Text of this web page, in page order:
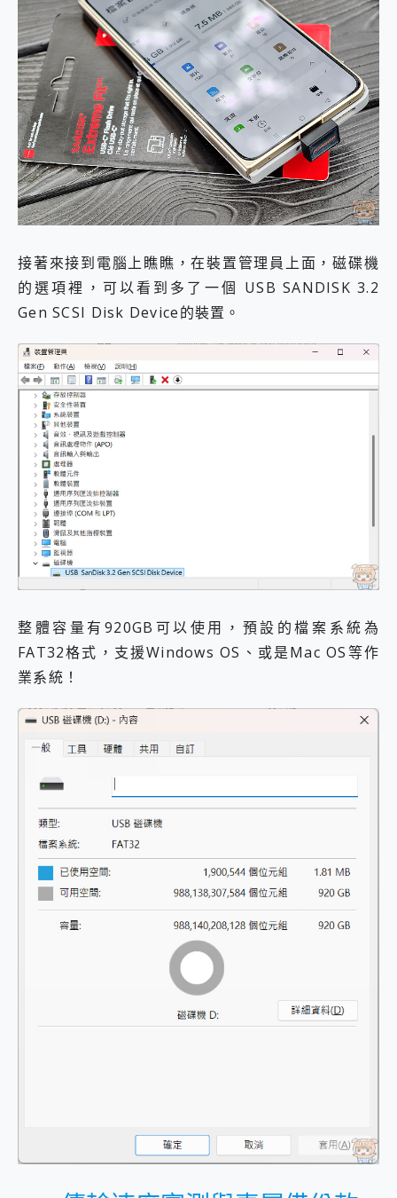
接著來接到電腦上瞧瞧，在裝置管理員上面，磁碟機
的選項裡，可以看到多了一個 USB SANDISK 3.2
Gen SCSI Disk Device的裝置。
整體容量有920GB可以使用，預設的檔案系統為
FAT32格式，支援Windows OS、或是Mac OS等作
業系統！